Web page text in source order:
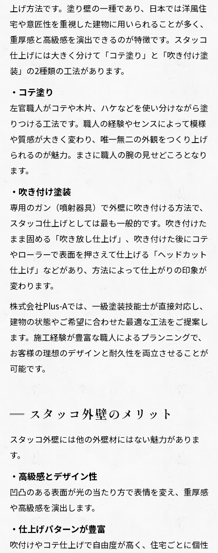
上げ方法です。塗り壁の一種であり、日本では洋風住
宅や意匠性を重視した建物に用いられることが多く、
重厚感と高級感を演出できるのが特徴です。スタッコ
仕上げには大きく分けて「コテ塗り」と「吹き付け塗
装」の2種類の工法があります。
・コテ塗り
左官職人がコテや木片、ハケなどを使い分けながら塗
りつける工法です。職人の経験やセンスによって模様
や質感が大きく変わり、唯一無二の外観をつくり上げ
られるのが魅力。まさに職人の腕の見せどころとなり
ます。
・吹き付け塗装
専用のガン（噴射器具）で外壁に吹き付ける方法で、
スタッコ仕上げとしては最も一般的です。吹き付けた
まま固める「吹き放し仕上げ」、吹き付けた後にコテ
やローラーで表面を押さえて仕上げる「ヘッドカット
仕上げ」などがあり、方法によって仕上がりの印象が
変わります。
株式会社Plus-Aでは、一級塗装技能士が直接対応し、
建物の状態やご希望に合わせた最適な工法をご提案し
ます。施工経験が豊富な職人によるプランニングで、
お客様の理想のデザインと耐久性を両立させることが
可能です。
スタッコ外壁のメリット
スタッコ外壁には他の外壁材にはない魅力がありま
す。
・高級感とデザイン性
凹凸のある表面が光の当たり方で表情を変え、重厚感
や高級感を演出します。
・仕上げパターンが豊富
吹付けやコテ仕上げで自由度が高く、住宅ごとに個性